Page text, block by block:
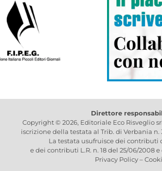
Direttore
Copyright © 2026, Editoriale Eco Risveglio
iscrizione della testata al Trib. di Verbania n.
La testata usufruisce dei contributi
e dei contributi L.R. n. 18 del 25/06/2008
Privacy Policy–